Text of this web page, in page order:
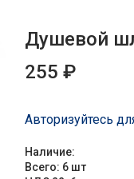
Душевой
255 ₽
Авторизуйтесь
Наличие:
Всего: 6 шт